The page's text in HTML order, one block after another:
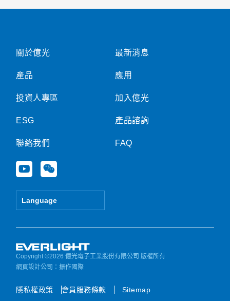
關於億光
產品
投資人專區
ESG
聯絡我們
Y
o
u
e
W
e
i
Language
最新消息
應用
加入億光
產品諮詢
FAQ
Copyright ©2026 億光電子工業股份有限公司 版權所有
網頁設計公司 ：振作國際
隱私權政策 會員服務條款 Sitemap